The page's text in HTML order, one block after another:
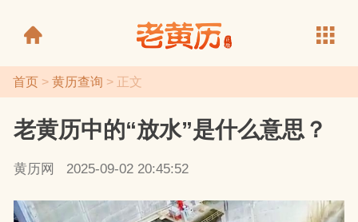
首页> 黄历查询 > 正文
老黄历中的“放水”是什么意思？
黄历网 2025-09-02 20:45:52